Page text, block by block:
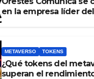
en la empresa líder del
METAVERSO TOKENS
¿Qué tokens del
superan el